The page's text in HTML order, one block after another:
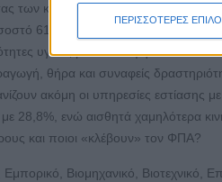
ΠΕΡΙΣΣΟΤΕΡΕΣ
των κλάδων με τη μεγαλύτερη
61%. Αμέσως μετά
υγείας με 54%. Υψηλά
θήρα και συναφείς
ακόμη οι υπηρεσίες εστίασης
28,8%, ενώ αισθητά χαμηλότερα
και ποιοι «κλέβουν» τον ΦΠΑ?
Βιομηχανικό, Βιοτεχνικό,